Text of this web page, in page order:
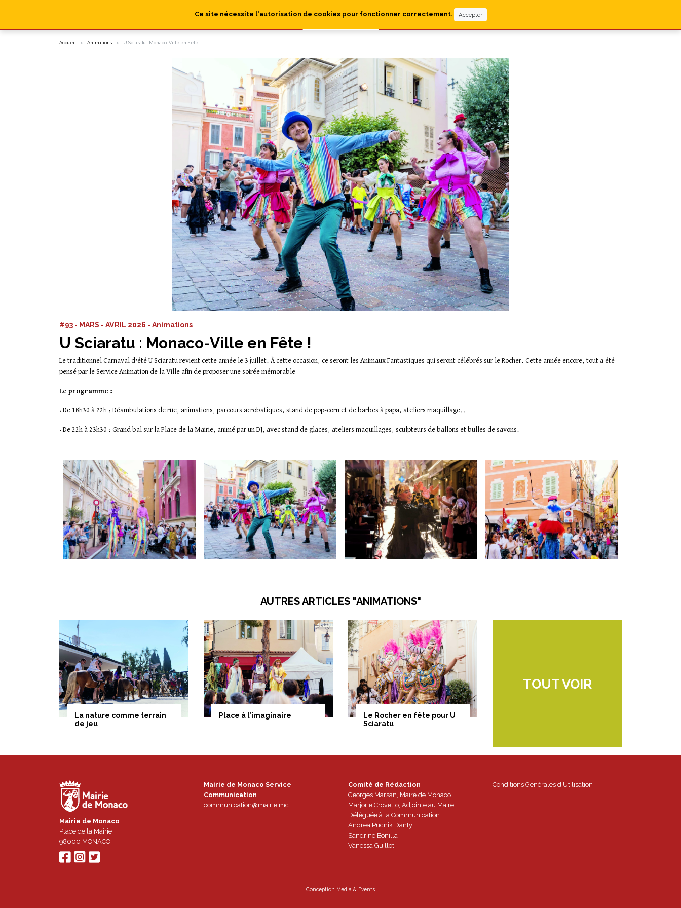
Accueil Animations U Sciaratu : Monaco-Ville en Fête !
#93 - MARS - AVRIL 2026 - Animations
U Sciaratu : Monaco-Ville en Fête !
Le traditionnel Carnaval d’été U Sciaratu revient cette année le 3 juillet. À cette occasion, ce seront les Animaux Fantastiques qui seront célébrés sur le Rocher. Cette année encore, tout a été
pensé par le Service Animation de la Ville afin de proposer une soirée mémorable
Le programme :
• De 18h30 à 22h : Déambulations de rue, animations, parcours acrobatiques, stand de pop-corn et de barbes à papa, ateliers maquillage…
• De 22h à 23h30 : Grand bal sur la Place de la Mairie, animé par un DJ, avec stand de glaces, ateliers maquillages, sculpteurs de ballons et bulles de savons.
AUTRES ARTICLES "ANIMATIONS"
La nature comme terrain
de jeu
Place à l’imaginaire
Le Rocher en fête pour U
Sciaratu
TOUT VOIR
Mairie de Monaco
Place de la Mairie
98000 MONACO
Mairie de Monaco Service
Communication
communication@mairie.mc
Comité de Rédaction
Georges Marsan, Maire de Monaco
Marjorie Crovetto, Adjointe au Maire,
Déléguée à la Communication
Andrea Pucnik Danty
Sandrine Bonilla
Vanessa Guillot
Conditions Générales d’Utilisation
Conception Media & Events
Ce site nécessite l'autorisation de cookies pour fonctionner correctement. Accepter